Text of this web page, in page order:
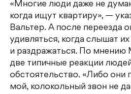
«Многие люди даже не
когда ищут квартиру», —
Вальтер. А после переезда
удивляться, когда слышат
и раздражаться. По мнению
две типичные реакции
обстоятельство. «Либо они
мой, колокольный звон не